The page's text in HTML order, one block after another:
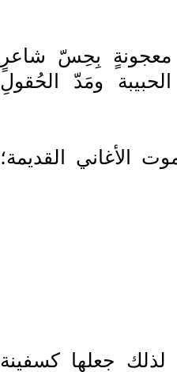
بِحِسّ شاعرٍ
ومَدّ الحُقولِ
الأغاني القديمة؛
جعلها كسفينة